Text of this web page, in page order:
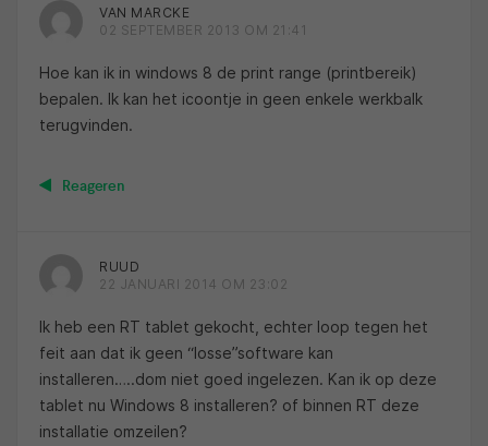
VAN MARCKE
02 SEPTEMBER 2013 OM 21:41
Hoe kan ik in windows 8 de print range (printbereik)
bepalen. Ik kan het icoontje in geen enkele werkbalk
terugvinden.
Reageren
RUUD
22 JANUARI 2014 OM 23:02
Ik heb een RT tablet gekocht, echter loop tegen het
feit aan dat ik geen “losse”software kan
installeren…..dom niet goed ingelezen. Kan ik op deze
tablet nu Windows 8 installeren? of binnen RT deze
installatie omzeilen?